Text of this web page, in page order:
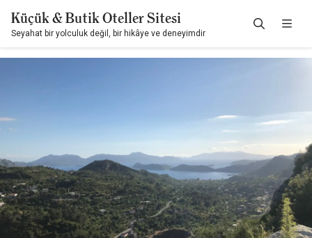
Küçük & Butik Oteller Sitesi
Seyahat bir yolculuk değil, bir hikâye ve deneyimdir